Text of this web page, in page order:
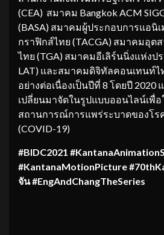
(CEA) สมาคม Bangkok ACM
(BASA) สมาคมผู้ประกอบการแอนิ
กราฟิกส์ไทย (TACGA) สมาคมอุต
ไทย (TGA) สมาคมอีเลิร์นนิ่งแห่งปร
LAT) และสมาคมดิจิทัลคอนเทนท์ไ
อย่างต่อเนื่องเป็นปีที่ 8 โดยปี 2020
เปลี่ยนมาจัดในรูปแบบออนไลน์เพื่
สถานการณ์การแพร่ระบาดของโร
(COVID-19)
#BIDC2021
#KantanaMotionPicture
จัน #EngAndChangTheSeries